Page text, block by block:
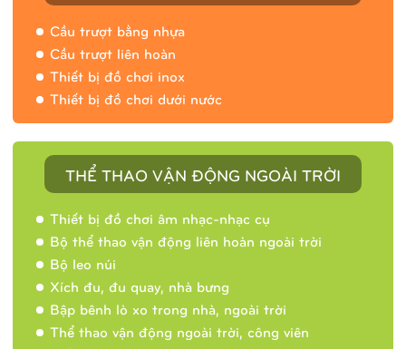
Cầu trượt bằng nhựa
Cầu trượt liên hoàn
Thiết bị đồ chơi inox
Thiết bị đồ chơi dưới nước
THỂ THAO VẬN ĐỘNG NGOÀI TRỜI
Thiết bị đồ chơi âm nhạc-nhạc cụ
Bộ thể thao vận động liên hoàn ngoài trời
Bộ leo núi
Xích đu, đu quay, nhà bưng
Bập bênh lò xo trong nhà, ngoài trời
Thể thao vận động ngoài trời, công viên